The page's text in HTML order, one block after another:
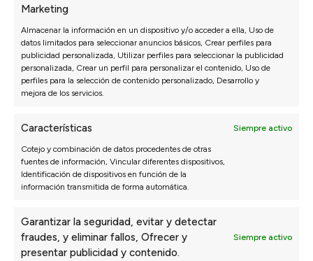
Marketing
Almacenar la información en un dispositivo y/o acceder a ella, Uso de
datos limitados para seleccionar anuncios básicos, Crear perfiles para
publicidad personalizada, Utilizar perfiles para seleccionar la publicidad
personalizada, Crear un perfil para personalizar el contenido, Uso de
perfiles para la selección de contenido personalizado, Desarrollo y
mejora de los servicios.
Características Siempre activo
Cotejo y combinación de datos procedentes de otras
fuentes de información, Vincular diferentes dispositivos,
Identificación de dispositivos en función de la
información transmitida de forma automática.
Garantizar la seguridad, evitar y detectar
fraudes, y eliminar fallos, Ofrecer y
presentar publicidad y contenido.
Siempre activo
*** nos recomendó una configuración que al
principio no habíamos pensado y ha quedado
perfecta.
NOTICIAS RELACIONADAS